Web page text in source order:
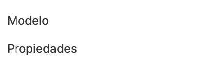
Modelo
Propiedades